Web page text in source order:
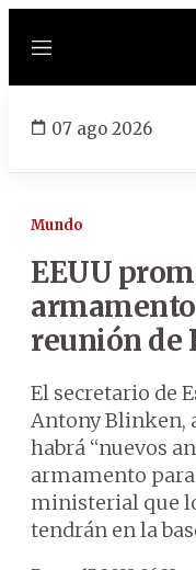
Menú
07 ago 2026
Mundo
EEUU
reunión de
El secretario de
Antony Blinken,
habrá “nuevos
armamento
ministerial que
tendrán en la